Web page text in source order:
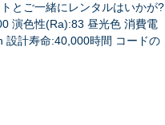
とご一緒にレンタルはいかが?
演色性(Ra):83 昼光色 消費電
計寿命:40,000時間 コードの